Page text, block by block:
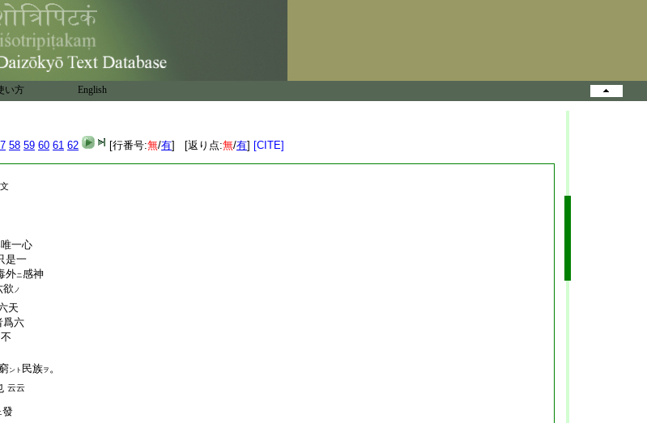
い方 English
58 59 60 61 62 [行番号:無/有] [返り点:無/有] [CITE]
云
文
一心
是一
外ニ感神
欲 ノ
天
爲六
不
ント 民族ヲ 。
云云
發